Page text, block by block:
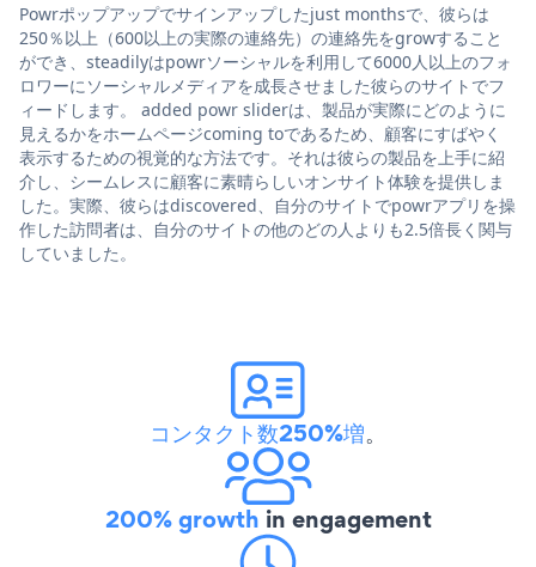
Powrポップアップでサインアップしたjust monthsで、彼らは
250％以上（600以上の実際の連絡先）の連絡先をgrowすること
ができ、steadilyはpowrソーシャルを利用して6000人以上のフォ
ロワーにソーシャルメディアを成長させました彼らのサイトでフ
ィードします。 added powr sliderは、製品が実際にどのように
見えるかをホームページcoming toであるため、顧客にすばやく
表示するための視覚的な方法です。それは彼らの製品を上手に紹
介し、シームレスに顧客に素晴らしいオンサイト体験を提供しま
した。実際、彼らはdiscovered、自分のサイトでpowrアプリを操
作した訪問者は、自分のサイトの他のどの人よりも2.5倍長く関与
していました。
コンタクト数250%増。
200% growth in engagement